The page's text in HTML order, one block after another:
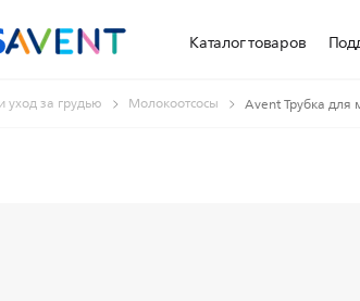
Каталог товаров
уход за грудью Молокоотсосы Avent Трубка для